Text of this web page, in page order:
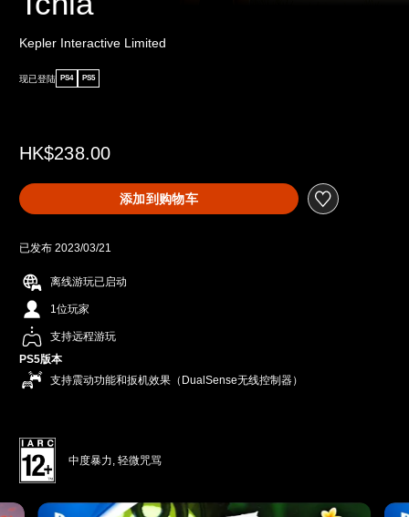
Kepler Interactive Limited
现已登陆 PS4 PS5
HK$238.00
添加到购物车
已发布 2023/03/21
离线游玩已启动
1位玩家
支持远程游玩
PS5版本
支持震动功能和扳机效果（DualSense无线控制器）
中度暴力, 轻微咒骂